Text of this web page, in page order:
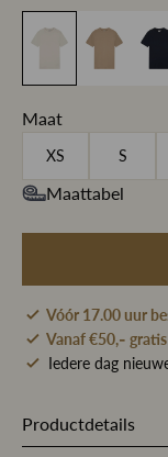
Maat
XS S
Maattabel
Vóór 17.00 uur
Vanaf €50,-
Iedere dag
Productdetails